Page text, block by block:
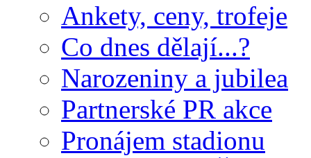
Ankety, ceny, trofeje
Co dnes dělají...?
Narozeniny a jubilea
Partnerské PR akce
Pronájem stadionu